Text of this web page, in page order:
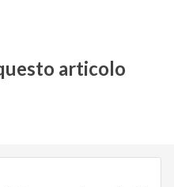
articolo